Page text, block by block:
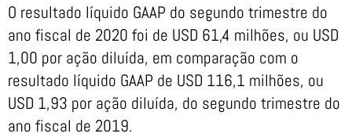
O resultado líquido GAAP do segundo trimestre do
ano fiscal de 2020 foi de USD 61,4 milhões, ou USD
1,00 por ação diluída, em comparação com o
resultado líquido GAAP de USD 116,1 milhões, ou
USD 1,93 por ação diluída, do segundo trimestre do
ano fiscal de 2019.